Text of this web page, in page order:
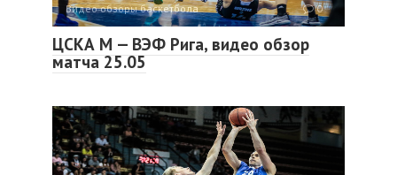
Видео обзоры баскетбола 0
ЦСКА М — ВЭФ Рига, видео обзор
матча 25.05